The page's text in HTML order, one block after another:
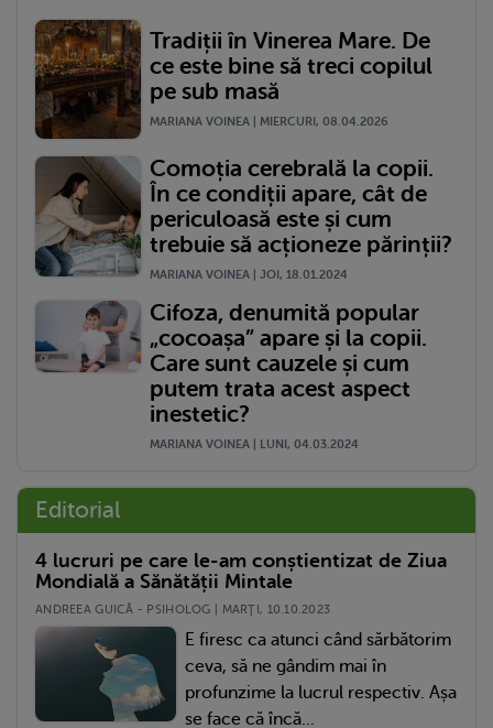
Tradiții în Vinerea Mare. De
ce este bine să treci copilul
pe sub masă
MARIANA VOINEA | MIERCURI, 08.04.2026
Comoția cerebrală la copii.
În ce condiții apare, cât de
periculoasă este și cum
trebuie să acționeze părinții?
MARIANA VOINEA | JOI, 18.01.2024
Cifoza, denumită popular
„cocoașa” apare și la copii.
Care sunt cauzele și cum
putem trata acest aspect
inestetic?
MARIANA VOINEA | LUNI, 04.03.2024
Editorial
4 lucruri pe care le-am conștientizat de Ziua
Mondială a Sănătății Mintale
ANDREEA GUICĂ - PSIHOLOG | MARŢI, 10.10.2023
E firesc ca atunci când sărbătorim
ceva, să ne gândim mai în
profunzime la lucrul respectiv. Așa
se face că încă...